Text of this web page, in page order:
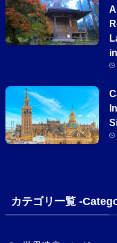
カテゴリ一覧 -